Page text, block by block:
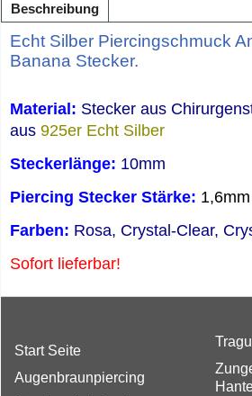
Beschreibung
Echt Silber Piercingschmuck
Banana Stecker.
Material: Stecker aus
aus 925er Echt Silber
Steckerlänge: 10mm
Piercing Stecker Stärke: 1,6mm
Farben: Rosa, Crystal-Clear,
Sofort lieferbar!
Start Seite
Augenbraunpiercing